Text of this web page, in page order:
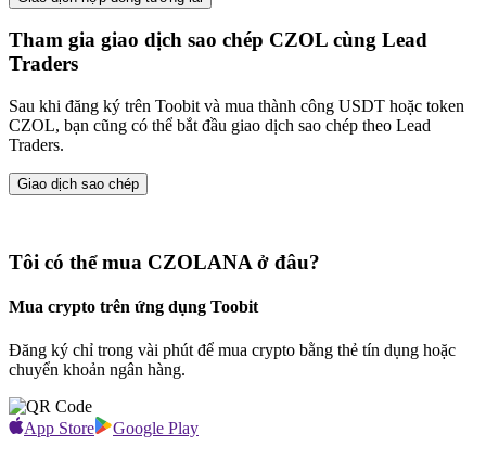
Tham gia giao dịch sao chép CZOL cùng Lead
Traders
Sau khi đăng ký trên Toobit và mua thành công USDT hoặc token
CZOL, bạn cũng có thể bắt đầu giao dịch sao chép theo Lead
Traders.
Giao dịch sao chép
Tôi có thể mua CZOLANA ở đâu?
Mua crypto trên ứng dụng Toobit
Đăng ký chỉ trong vài phút để mua crypto bằng thẻ tín dụng hoặc
chuyển khoản ngân hàng.
App Store Google Play